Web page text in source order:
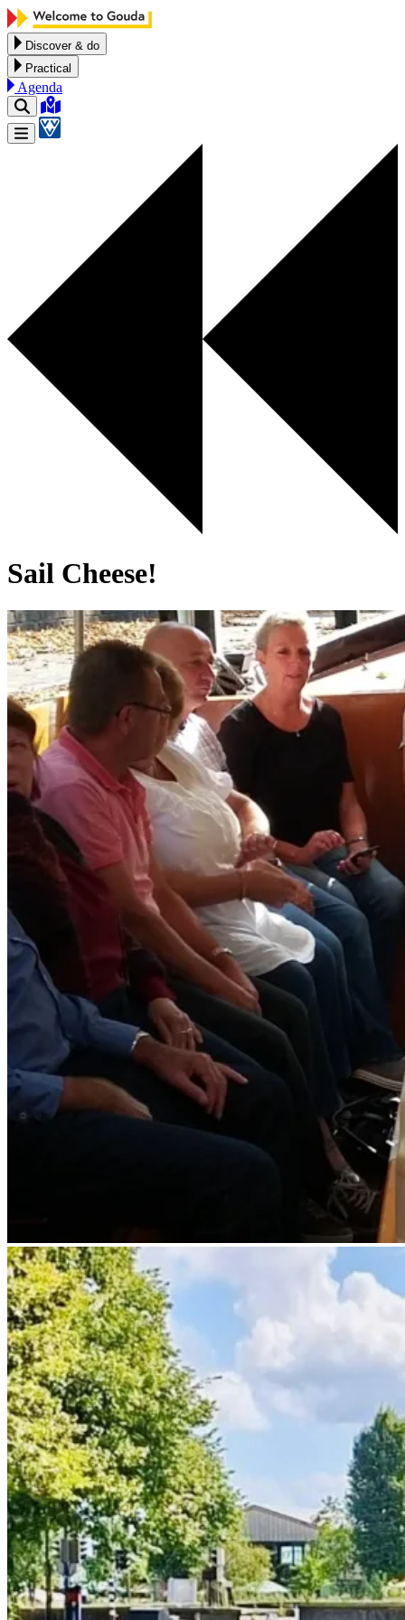
Skip to content
Discover & do
Practical
Agenda
Sail Cheese!